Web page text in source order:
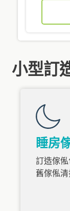
小型訂
睡房
訂造傢
舊傢俬